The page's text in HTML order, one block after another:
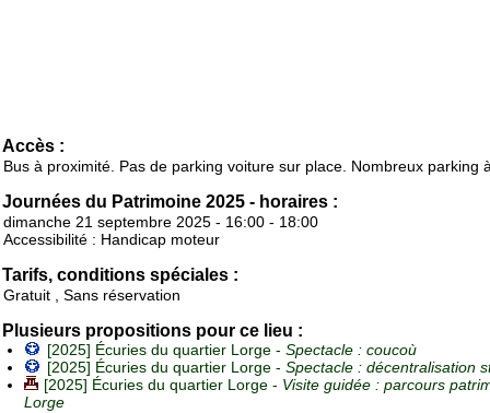
Accès :
Bus à proximité. Pas de parking voiture sur place. Nombreux parking
Journées du Patrimoine 2025 - horaires :
dimanche 21 septembre 2025 - 16:00 - 18:00
Accessibilité : Handicap moteur
Tarifs, conditions spéciales :
Gratuit , Sans réservation
Plusieurs propositions pour ce lieu :
[2025] Écuries du quartier Lorge - Spectacle : coucoù
[2025] Écuries du quartier Lorge - Spectacle : décentralisation
[2025] Écuries du quartier Lorge - Visite guidée : parcours
Lorge